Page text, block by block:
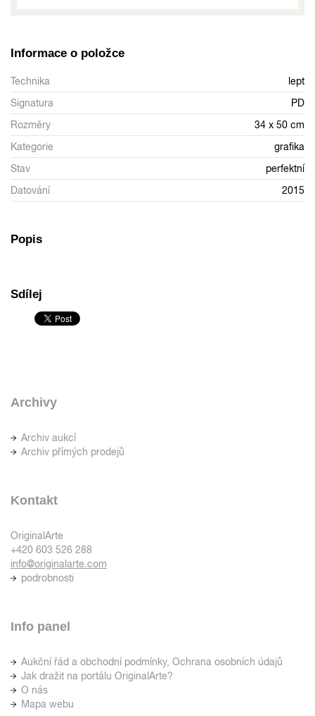
Informace o položce
Technika
lept
Signatura
PD
Rozměry
34 x 50 cm
Kategorie
grafika
Stav
perfektní
Datování
2015
Popis
Sdílej
Archivy
Archiv aukcí
Archiv přímých prodejů
Kontakt
OriginalArte
+420 603 526 288
info@originalarte.com
podrobnosti
Info panel
Aukční řád a obchodní podmínky, Ochrana osobních údajů
Jak dražit na portálu OriginalArte?
O nás
Mapa webu